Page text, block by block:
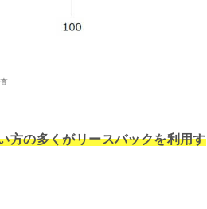
方の多くがリースバックを利用す